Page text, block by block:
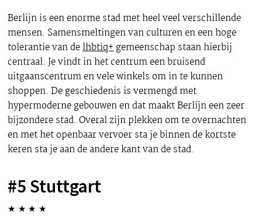
Berlijn is een enorme stad met heel veel verschillende
mensen. Samensmeltingen van culturen en een hoge
tolerantie van delhbtiq+gemeenschap staan hierbij
centraal. Je vindt in het centrum een bruisend
uitgaanscentrum en vele winkels om in te kunnen
shoppen. De geschiedenis is vermengd met
hypermoderne gebouwen en dat maakt Berlijn een zeer
bijzondere stad. Overal zijn plekken om te overnachten
en met het openbaar vervoer sta je binnen de kortste
keren sta je aan de andere kant van de stad.
#5 Stuttgart
★ ★ ★ ★